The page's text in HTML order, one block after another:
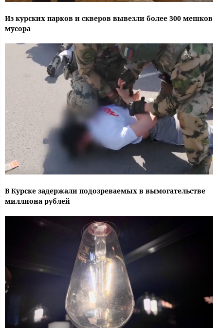
Из курских парков и скверов вывезли более 300 мешков
мусора
В Курске задержали подозреваемых в вымогательстве
миллиона рублей